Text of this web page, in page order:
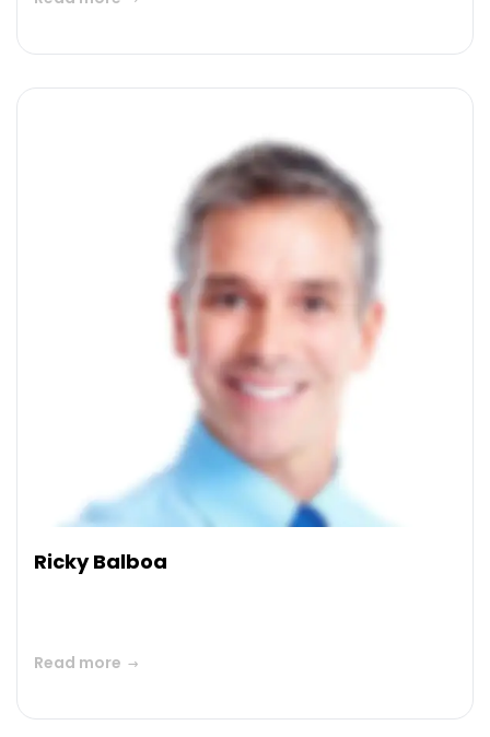
Ricky Balboa
Read more